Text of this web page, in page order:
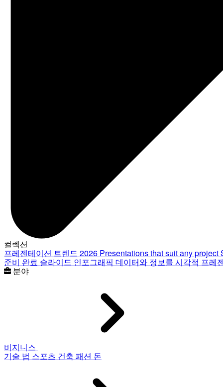
컬렉션
프레젠테이션 트렌드 2026 Presentations that suit any project
준비 완료 슬라이드 인포그래픽 데이터와 정보를 시각적 프레
분야
비지니스
기술 법 스포츠 건축 패션 돈